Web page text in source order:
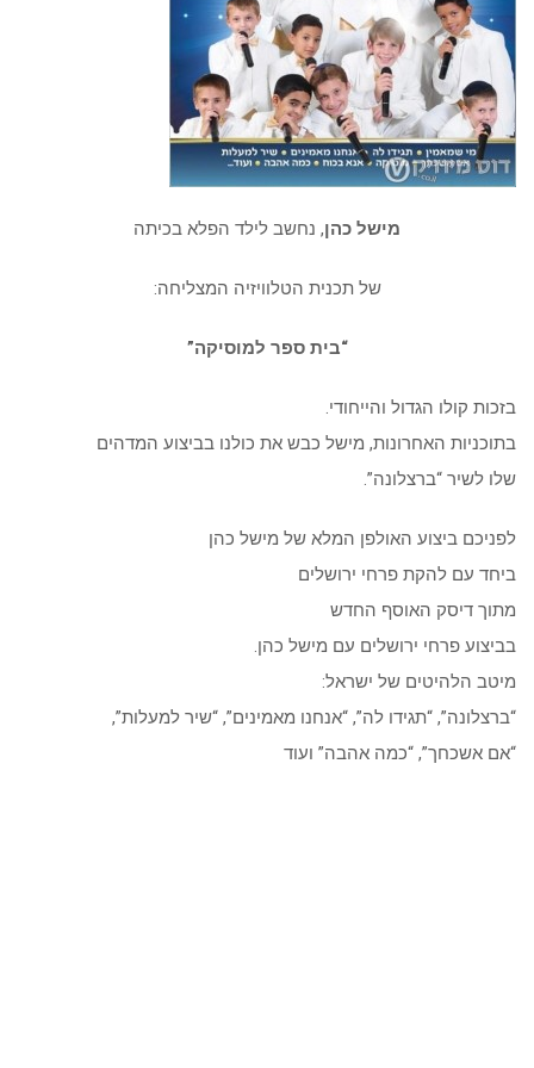
מישל כהן, נחשב לילד הפלא בכיתה
של תכנית הטלוויזיה המצליחה:
“בית ספר למוסיקה”
בזכות קולו הגדול והייחודי.
בתוכניות האחרונות, מישל כבש את כולנו בביצוע המדהים
שלו לשיר “ברצלונה”.
לפניכם ביצוע האולפן המלא של מישל כהן
ביחד עם להקת פרחי ירושלים
מתוך דיסק האוסף החדש
בביצוע פרחי ירושלים עם מישל כהן.
מיטב הלהיטים של ישראל:
“ברצלונה”, “תגידו לה”, “אנחנו מאמינים”, “שיר למעלות”,
“אם אשכחך”, “כמה אהבה” ועוד